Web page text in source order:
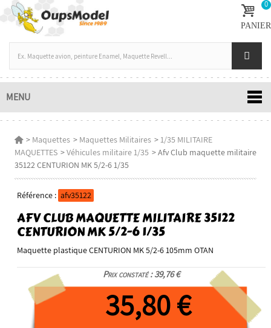
0
PANIER
MENU
> Maquettes > Maquettes Militaires >1/35 MILITAIRE
MAQUETTES >Véhicules militaire 1/35 >Afv Club maquette militaire
35122 CENTURION MK 5/2-6 1/35
Référence : afv35122
AFV CLUB MAQUETTE MILITAIRE 35122
CENTURION MK 5/2-6 1/35
Maquette plastique CENTURION MK 5/2-6 105mm OTAN
Prix constaté : 39,76 €
35,80 €